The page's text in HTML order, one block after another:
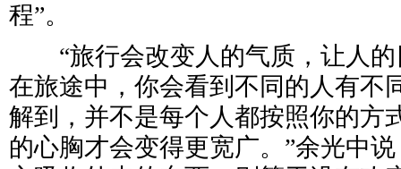
程”。
“旅行会改变人的气质，让人的
在旅途中，你会看到不同的人有不
解到，并不是每个人都按照你的方
的心胸才会变得更宽广。”余光中